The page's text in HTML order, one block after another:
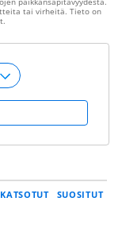
tai virheitä. Tieto on
SUOSITUT